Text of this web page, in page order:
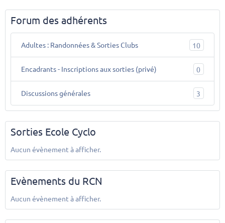
Forum des adhérents
Adultes : Randonnées & Sorties Clubs 10
Encadrants - Inscriptions aux sorties (privé) 0
Discussions générales 3
Sorties Ecole Cyclo
Aucun évènement à afficher.
Evènements du RCN
Aucun évènement à afficher.